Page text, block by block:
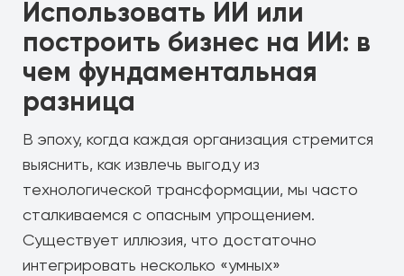
Использовать ИИ или
построить бизнес на ИИ: в
чем фундаментальная
разница
В эпоху, когда каждая организация стремится
выяснить, как извлечь выгоду из
технологической трансформации, мы часто
сталкиваемся с опасным упрощением.
Существует иллюзия, что достаточно
интегрировать несколько «умных»